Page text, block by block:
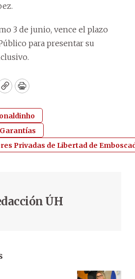
3 de junio, vence el plazo
para presentar su
CopyPrint
Privadas de Libertad de
ÚH